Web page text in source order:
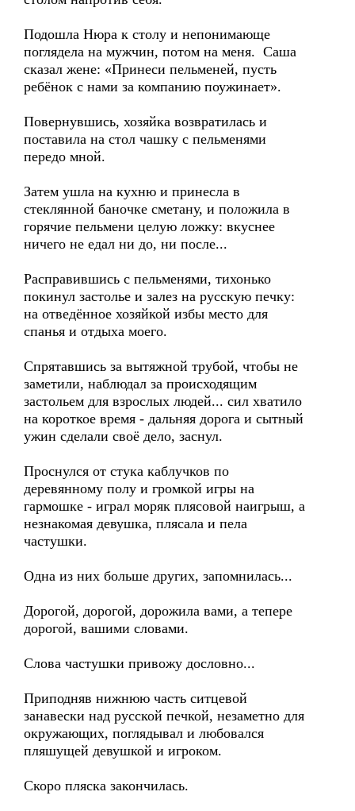
Подошла Нюра к столу и непонимающе
поглядела на мужчин, потом на меня. Саша
сказал жене: «Принеси пельменей, пусть
ребёнок с нами за компанию поужинает».
Повернувшись, хозяйка возвратилась и
поставила на стол чашку с пельменями
передо мной.
Затем ушла на кухню и принесла в
стеклянной баночке сметану, и положила в
горячие пельмени целую ложку: вкуснее
ничего не едал ни до, ни после...
Расправившись с пельменями, тихонько
покинул застолье и залез на русскую печку:
на отведённое хозяйкой избы место для
спанья и отдыха моего.
Спрятавшись за вытяжной трубой, чтобы не
заметили, наблюдал за происходящим
застольем для взрослых людей... сил хватило
на короткое время - дальняя дорога и сытный
ужин сделали своё дело, заснул.
Проснулся от стука каблучков по
деревянному полу и громкой игры на
гармошке - играл моряк плясовой наигрыш, а
незнакомая девушка, плясала и пела
частушки.
Одна из них больше других, запомнилась...
Дорогой, дорогой, дорожила вами, а тепере
дорогой, вашими словами.
Слова частушки привожу дословно...
Приподняв нижнюю часть ситцевой
занавески над русской печкой, незаметно для
окружающих, поглядывал и любовался
пляшущей девушкой и игроком.
Скоро пляска закончилась.